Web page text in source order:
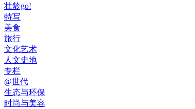
壮龄go!
特写
美食
旅行
文化艺术
人文史地
专栏
@世代
生态与环保
时尚与美容